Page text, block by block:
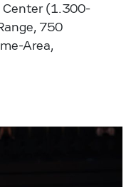
Center (1.300-
750
Area,